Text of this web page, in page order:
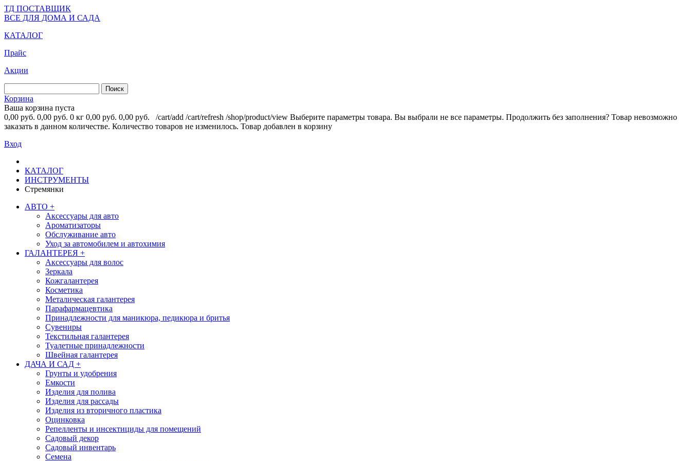
ТД ПОСТАВЩИК
ВСЕ ДЛЯ ДОМА И САДА
КАТАЛОГ
Прайс
Акции
Корзина
Ваша корзина пуста
0,00 руб. 0,00 руб. 0 кг 0,00 руб. 0,00 руб. /cart/add /cart/refresh /shop/product/view Выберите параметры товара. Вы выбрали не все параметры. Продолжить без заполнения? Товар невозможно
заказать в данном количестве. Количество товаров не изменилось. Товар добавлен в корзину
Вход
КАТАЛОГ
ИНСТРУМЕНТЫ
Стремянки
АВТО +
Аксессуары для авто
Ароматизаторы
Обслуживание авто
Уход за автомобилем и автохимия
ГАЛАНТЕРЕЯ +
Аксессуары для волос
Зеркала
Кожгалантерея
Косметика
Металическая галантерея
Парафармацевтика
Принадлежности для маникюра, педикюра и бритья
Сувениры
Текстильная галантерея
Туалетные принадлежности
Швейная галантерея
ДАЧА И САД +
Грунты и удобрения
Емкости
Изделия для полива
Изделия для рассады
Изделия из вторичного пластика
Оцинковка
Репелленты и инсектициды для помещений
Садовый декор
Садовый инвентарь
Семена